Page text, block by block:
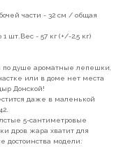
части - 32 см / общая
шт.Вес - 57 кг (+/-2,5 кг)
по душе ароматные лепешки,
или в доме нет места
Донской!
даже в маленькой
5-сантиметровые
дров жара хватит для
достоинства модели: